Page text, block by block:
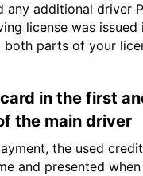
any additional driver
license was issued
both parts of your
in the first
the main driver
the used
and presented